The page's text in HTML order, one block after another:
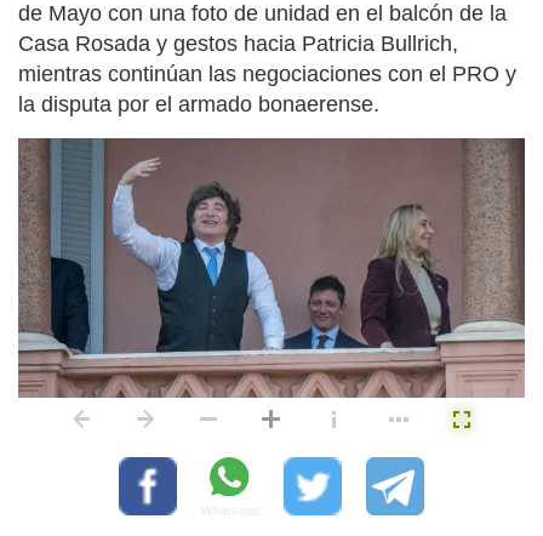
de Mayo con una foto de unidad en el balcón de la
Casa Rosada y gestos hacia Patricia Bullrich,
mientras continúan las negociaciones con el PRO y
la disputa por el armado bonaerense.